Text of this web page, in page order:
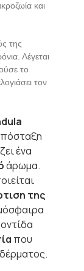
και
της
Λέγεται
το
τον
ένα
άρωμα.
της
που